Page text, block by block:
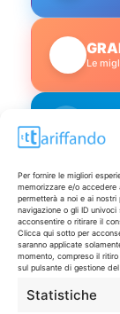
Per fornire le migliori
memorizzare e/o accedere
permetterà a noi e ai
navigazione o gli ID
acconsentire o ritirare il
Clicca qui sotto per
saranno applicate
momento, compreso il
sul pulsante di gestione
Statistiche
Le
Un
LIVE